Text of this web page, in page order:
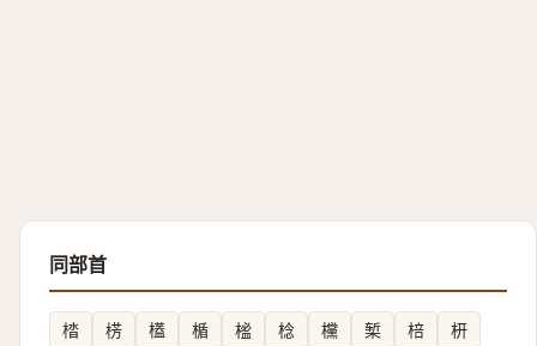
同部首
㭼 㭶 㯼 楯 榓 棯 欓 椠 棓
枅